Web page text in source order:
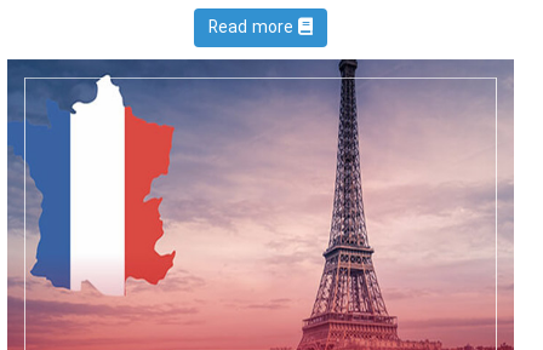
Read more